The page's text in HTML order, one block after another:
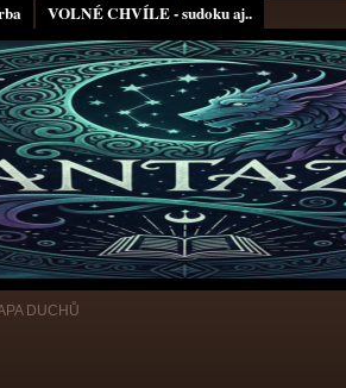
VOLNÉ CHVÍLE - sudoku aj..
DUCHŮ